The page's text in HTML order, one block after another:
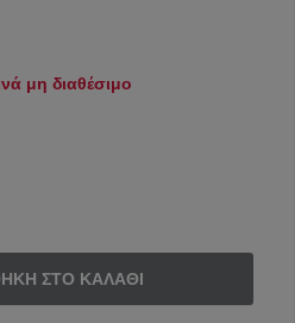
μη διαθέσιμο
ΣΤΟ ΚΑΛΆΘΙ